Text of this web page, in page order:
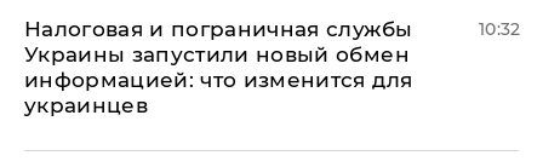
Налоговая и пограничная службы
Украины запустили новый обмен
информацией: что изменится для
украинцев
10:32